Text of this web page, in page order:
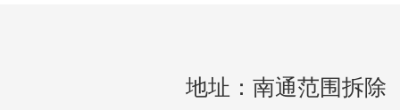
地址：南通范围拆除